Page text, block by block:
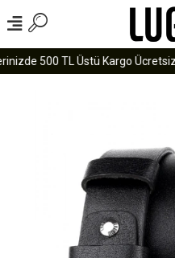
500 TL Üstü Kargo Ücretsiz!